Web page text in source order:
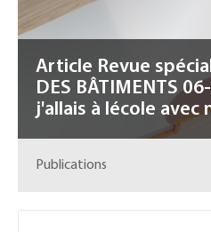
Article Revue
DES BÂTIMENTS
j'allais à lécole avec
Publications